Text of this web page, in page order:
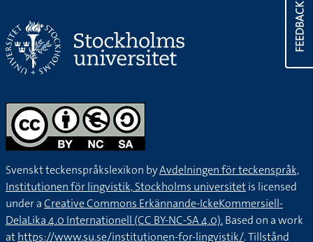
FEEDBACK
Svenskt teckenspråkslexikon byAvdelningen för teckenspråk,
Institutionen för lingvistik, Stockholms universitetis licensed
under aCreative Commons Erkännande-IckeKommersiell-
DelaLika 4.0 Internationell (CC BY-NC-SA 4.0).Based on a work
athttps://www.su.se/institutionen-for-lingvistik/. Tillstånd